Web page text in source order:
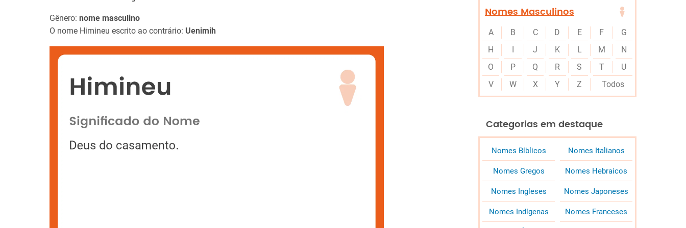
Gênero: nome masculino
O nome Himineu escrito ao contrário: Uenimih
Nomes Masculinos
A B C D E F
G
H
I J K L M
N
O
P Q R S T
U
V
W X Y Z Todos
Categorias em destaque
Nomes Bíblicos Nomes Italianos
Nomes Gregos Nomes Hebraicos
Nomes Ingleses Nomes Japoneses
Nomes Indígenas Nomes Franceses